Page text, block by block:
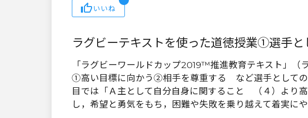
いいね
ラグビーテキストを使った道徳授業①選手と
「ラグビーワールドカップ2019™️推進教育テキスト」（
①高い目標に向かう②相手を尊重する など選手としての
目では「Ａ主として自分自身に関すること （４）より
し，希望と勇気をもち，困難や失敗を乗り越えて着実に